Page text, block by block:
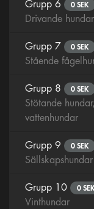
Grupp 6 0 SEK
Drivande
Grupp 7 0 SEK
Stående
Grupp 8 0 SEK
Stötande
vattenhundar
Grupp 9 0 SEK
Sällskapshundar
Grupp 10 0 SEK
Vinthundar